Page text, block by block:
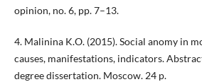
opinion, no. 6, pp. 7–13.
4. Malinina K.O. (2015). Social anomy in
causes, manifestations, indicators.
degree dissertation. Moscow. 24 p.